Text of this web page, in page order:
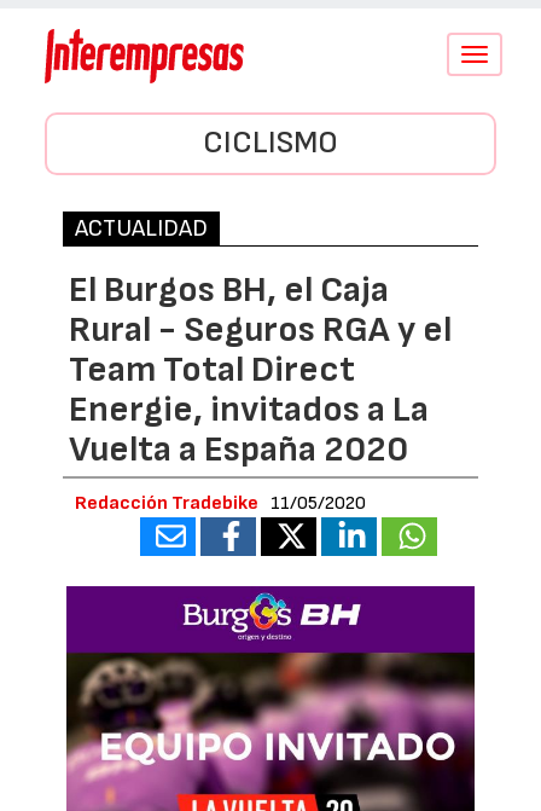
Conmutar
CICLISMO
ACTUALIDAD
El Burgos BH, el Caja
Rural - Seguros RGA y el
Team Total Direct
Energie, invitados a La
Vuelta a España 2020
Redacción Tradebike 11/05/2020